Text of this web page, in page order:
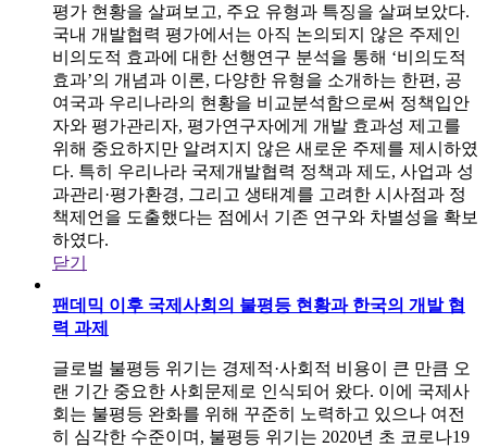
평가 현황을 살펴보고, 주요 유형과 특징을 살펴보았다.
국내 개발협력 평가에서는 아직 논의되지 않은 주제인
비의도적 효과에 대한 선행연구 분석을 통해 ‘비의도적
효과’의 개념과 이론, 다양한 유형을 소개하는 한편, 공
여국과 우리나라의 현황을 비교분석함으로써 정책입안
자와 평가관리자, 평가연구자에게 개발 효과성 제고를
위해 중요하지만 알려지지 않은 새로운 주제를 제시하였
다. 특히 우리나라 국제개발협력 정책과 제도, 사업과 성
과관리·평가환경, 그리고 생태계를 고려한 시사점과 정
책제언을 도출했다는 점에서 기존 연구와 차별성을 확보
하였다.
닫기
팬데믹 이후 국제사회의 불평등 현황과 한국의 개발 협
력 과제
글로벌 불평등 위기는 경제적·사회적 비용이 큰 만큼 오
랜 기간 중요한 사회문제로 인식되어 왔다. 이에 국제사
회는 불평등 완화를 위해 꾸준히 노력하고 있으나 여전
히 심각한 수준이며, 불평등 위기는 2020년 초 코로나19